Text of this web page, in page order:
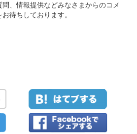
、情報提供などみなさまからのコメ
お待ちしております。